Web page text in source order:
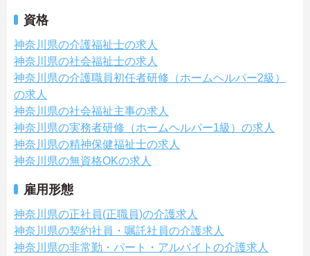
資格
神奈川県の介護福祉士の求人
神奈川県の社会福祉士の求人
神奈川県の介護職員初任者研修（ホームヘルパー2級）
の求人
神奈川県の社会福祉主事の求人
神奈川県の実務者研修（ホームヘルパー1級）の求人
神奈川県の精神保健福祉士の求人
神奈川県の無資格OKの求人
雇用形態
神奈川県の正社員(正職員)の介護求人
神奈川県の契約社員・嘱託社員の介護求人
神奈川県の非常勤・パート・アルバイトの介護求人